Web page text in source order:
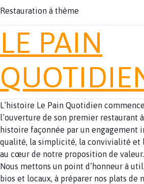
Restauration à thème
LE PAIN
L’histoire Le Pain Quotidien
l’ouverture de son premier restaurant
histoire façonnée par un engagement
qualité, la simplicité, la convivialité et
au cœur de notre proposition de valeur.
Nous mettons un point d’honneur à
bios et locaux, à préparer nos plats de